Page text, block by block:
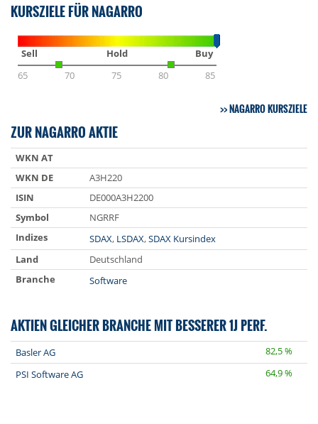
KURSZIELE FÜR NAGARRO
Sell Hold
Buy
65
70 75 80 85
NAGARRO KURSZIELE
ZUR NAGARRO AKTIE
WKN AT
WKN DE
A3H220
ISIN
DE000A3H2200
Symbol
NGRRF
Indizes
SDAX, LSDAX,SDAX Kursindex
Land
Deutschland
Branche
Software
AKTIEN GLEICHER BRANCHE MIT BESSERER 1J PERF.
Basler AG
82,5 %
PSI Software AG
64,9 %